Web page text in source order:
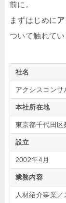
前に。
まずはじめに
ついて触れてい
社名
アクシスコンサ
本社所在地
東京都千代田
設立
2002年4月
業務内容
人材紹介事業